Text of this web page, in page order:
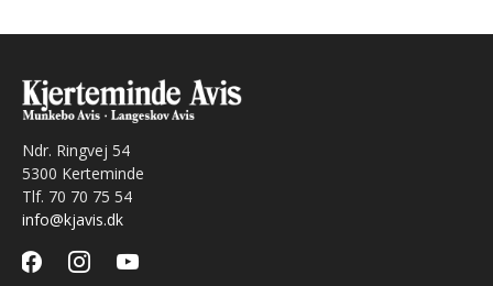
Ndr. Ringvej 54
5300 Kerteminde
Tlf. 70 70 75 54
info@kjavis.dk
facebookinstagramyoutube